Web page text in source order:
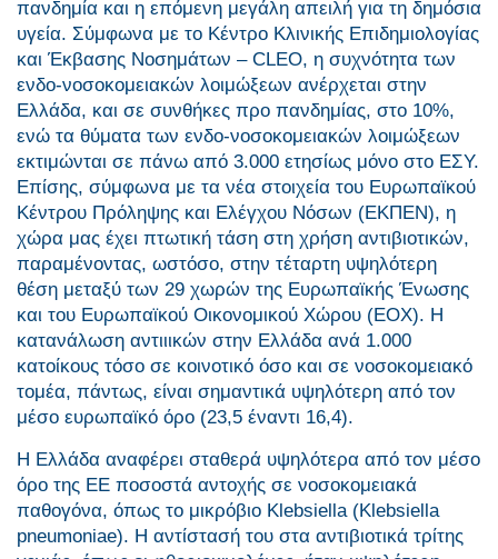
πανδημία και η επόμενη μεγάλη απειλή για τη δημόσια
υγεία. Σύμφωνα με το Κέντρο Κλινικής Επιδημιολογίας
και Έκβασης Νοσημάτων – CLEO, η συχνότητα των
ενδο-νοσοκομειακών λοιμώξεων ανέρχεται στην
Ελλάδα, και σε συνθήκες προ πανδημίας, στο 10%,
ενώ τα θύματα των ενδο-νοσοκομειακών λοιμώξεων
εκτιμώνται σε πάνω από 3.000 ετησίως μόνο στο ΕΣΥ.
Επίσης, σύμφωνα με τα νέα στοιχεία του Ευρωπαϊκού
Κέντρου Πρόληψης και Ελέγχου Νόσων (ΕΚΠΕΝ), η
χώρα μας έχει πτωτική τάση στη χρήση αντιβιοτικών,
παραμένοντας, ωστόσο, στην τέταρτη υψηλότερη
θέση μεταξύ των 29 χωρών της Ευρωπαϊκής Ένωσης
και του Ευρωπαϊκού Οικονομικού Χώρου (ΕΟΧ). Η
κατανάλωση αντιιικών στην Ελλάδα ανά 1.000
κατοίκους τόσο σε κοινοτικό όσο και σε νοσοκομειακό
τομέα, πάντως, είναι σημαντικά υψηλότερη από τον
μέσο ευρωπαϊκό όρο (23,5 έναντι 16,4).
Η Ελλάδα αναφέρει σταθερά υψηλότερα από τον μέσο
όρο της ΕΕ ποσοστά αντοχής σε νοσοκομειακά
παθογόνα, όπως το μικρόβιο Klebsiella (Klebsiella
pneumoniae). Η αντίστασή του στα αντιβιοτικά τρίτης